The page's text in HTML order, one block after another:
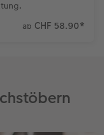
ab CHF 58.90*